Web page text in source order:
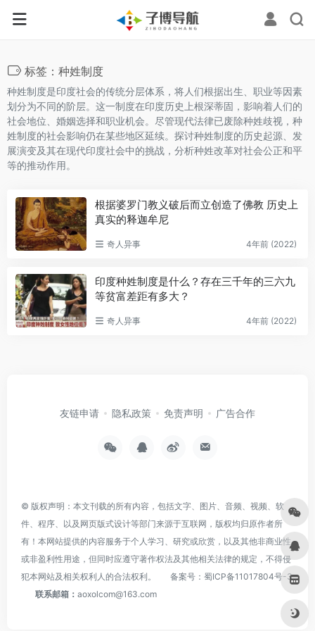
标签：种姓制度
种姓制度是印度社会的传统分层体系，将人们根据出生、职业等因素
划分为不同的阶层。这一制度在印度历史上根深蒂固，影响着人们的
社会地位、婚姻选择和职业机会。尽管现代法律已废除种姓歧视，种
姓制度的社会影响仍在某些地区延续。探讨种姓制度的历史起源、发
展演变及其在现代印度社会中的挑战，分析种姓改革对社会公正和平
等的推动作用。
根据婆罗门教义破后而立创造了佛教 历史上
真实的释迦牟尼
奇人异事 4年前 (2022)
印度种姓制度是什么？存在三千年的三六九
等贫富差距有多大？
奇人异事 4年前 (2022)
友链申请 隐私政策 免责声明 广告合作
© 版权声明：本文刊载的所有内容，包括文字、图片、音频、视频、软
件、程序、以及网页版式设计等部门来源于互联网，版权均归原作者所
有！本网站提供的内容服务于个人学习、研究或欣赏，以及其他非商业性
或非盈利性用途，但同时应遵守著作权法及其他相关法律的规定，不得侵
犯本网站及相关权利人的合法权利。
备案号： 蜀ICP备11017804号-3
联系邮箱： aoxolcom@163.com